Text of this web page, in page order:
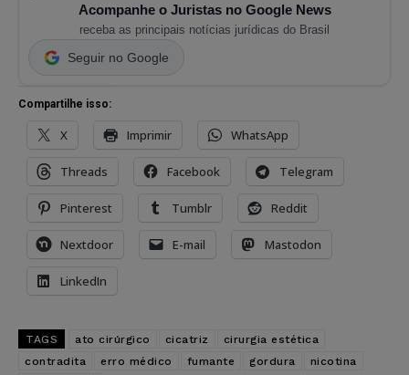
Acompanhe o Juristas no Google News
receba as principais notícias jurídicas do Brasil
Seguir no Google
Compartilhe isso:
X Imprimir WhatsApp
Threads Facebook Telegram
Pinterest Tumblr Reddit
Nextdoor E-mail Mastodon
LinkedIn
TAGS ato cirúrgico cicatriz
cirurgia estética
contradita
erro médico fumante gordura
nicotina